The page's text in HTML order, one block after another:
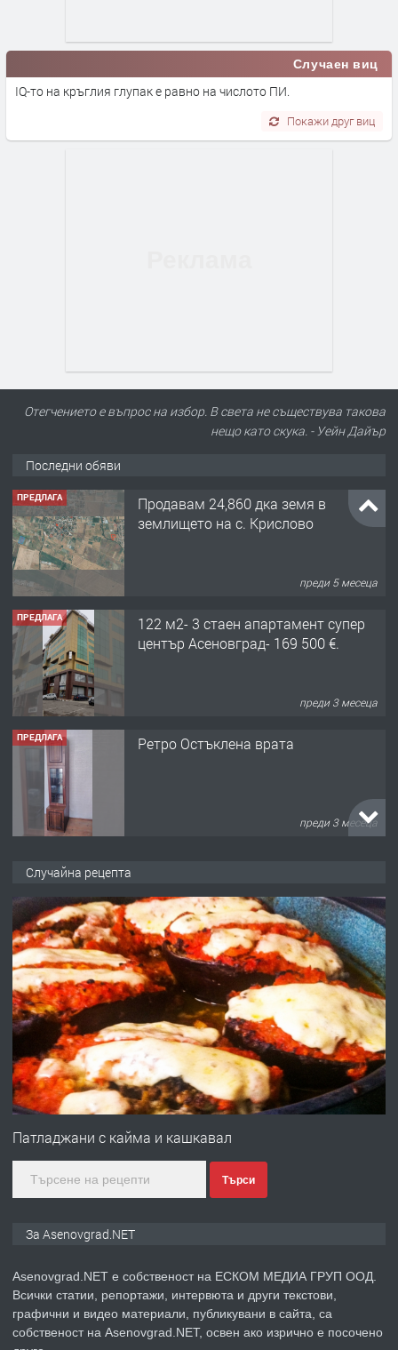
Случаен виц
IQ-то на кръглия глупак е равно на числото ПИ.
Покажи друг виц
Отегчението е въпрос на избор. В света не съществува такова
нещо като скука. - Уейн Дайър
Последни обяви
ПРЕДЛАГА
Продавам 24,860 дка земя в
землището на с. Крислово
преди 5 месеца
ПРЕДЛАГА
122 м2- 3 стаен апартамент супер
център Асеновград- 169 500 €.
преди 3 месеца
ПРЕДЛАГА Ретро Остъклена врата
преди 3 месеца
преди 10 месеца
ПРЕДЛАГА
Професионална броячна машина -
със сертификат от ЕЦБ
преди 1 година
ПРЕДЛАГА
Професионална зеленчукорезачка
преди 2 години
ПРЕДЛАГА Давам индивидуалани уроци по
Случайна рецепта
Патладжани с кайма и кашкавал
Търси
За Asenovgrad.NET
Asenovgrad.NET е собственост на ЕСКОМ МЕДИА ГРУП ООД.
Всички статии, репортажи, интервюта и други текстови,
графични и видео материали, публикувани в сайта, са
собственост на Asenovgrad.NET, освен ако изрично е посочено